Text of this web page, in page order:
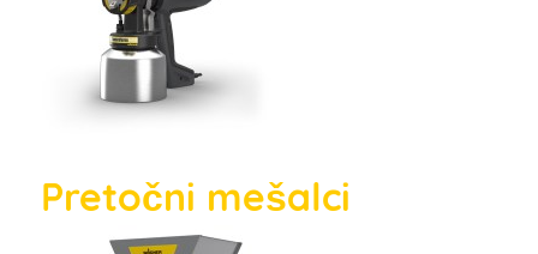
Pretočni mešalci